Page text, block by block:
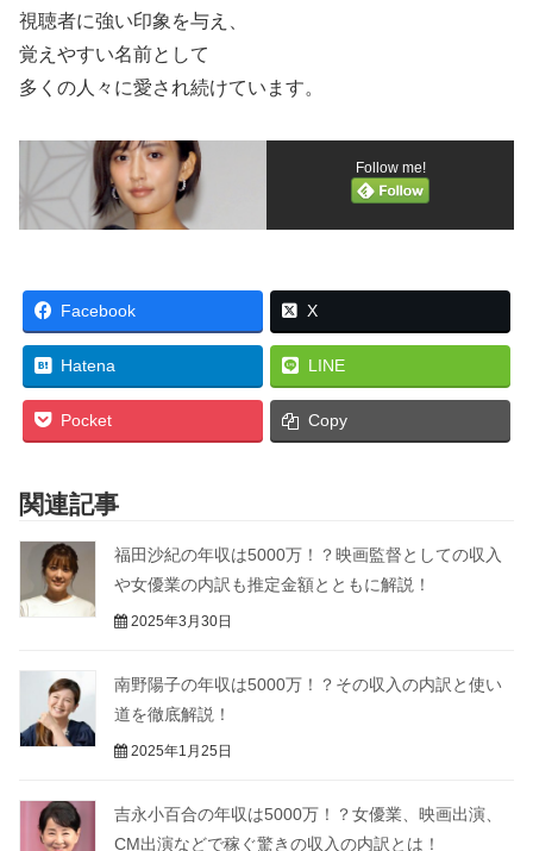
視聴者に強い印象を与え、
覚えやすい名前として
多くの人々に愛され続けています。
Follow me!
Facebook X
Hatena LINE
Pocket Copy
関連記事
福田沙紀の年収は5000万！？映画監督としての収入
や女優業の内訳も推定金額とともに解説！
2025年3月30日
南野陽子の年収は5000万！？その収入の内訳と使い
道を徹底解説！
2025年1月25日
吉永小百合の年収は5000万！？女優業、映画出演、
CM出演などで稼ぐ驚きの収入の内訳とは！